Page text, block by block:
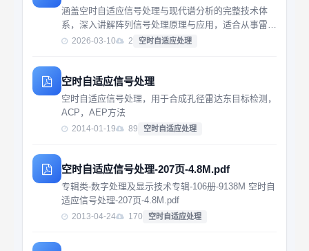
涵盖空时自适应信号处理与现代谱分析的完整技术体
系，深入讲解阵列信号处理原理与应用，适合从事雷
达、通信等领域的技术人员系统学习。
2026-03-10 2 空时自适应处理
空时自适应信号处理
空时自适应信号处理，用于合成孔径雷达东目标检测，
ACP，AEP方法
2014-01-19 89 空时自适应处理
空时自适应信号处理-207页-4.8M.pdf
专辑类-数字处理及显示技术专辑-106册-9138M 空时自
适应信号处理-207页-4.8M.pdf
2013-04-24 170 空时自适应处理